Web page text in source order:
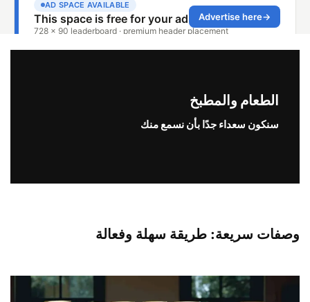
الطعام والمطبخ
سنكون سعداء جدًا بأن نسمع منك
وصفات سريعة: طريقة سهلة وفعالة